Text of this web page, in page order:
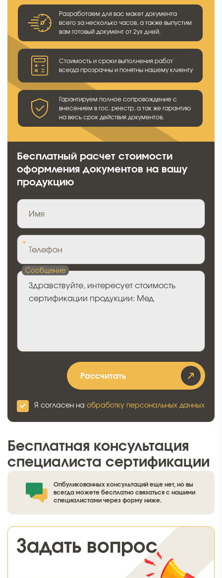
Разработаем для вас макет документа
всего за несколько часов, а также выпустим
вам готовый документ от 2ух дней.
Стоимость и сроки выполнения работ
всегда прозрачны и понятны нашему клиенту
Гарантируем полное сопровождение с
внесением в гос. реестр, а так же гарантию
на весь срок действия документов.
Бесплатный расчет стоимости
оформления документов на вашу
продукцию
Имя
Телефон
*
Сообщение
Я согласен наобработку персональных данных
Рассчитать
Бесплатная консультация
специалиста сертификации
Опбуликованных консультаций еще нет, но вы
всегда можете бесплатно связаться с нашими
специалистами через форму ниже.
Задать вопрос